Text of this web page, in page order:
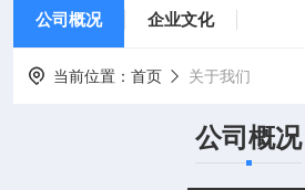
公司概况 企业文化
当前位置： 首页 关于我们
公司概况